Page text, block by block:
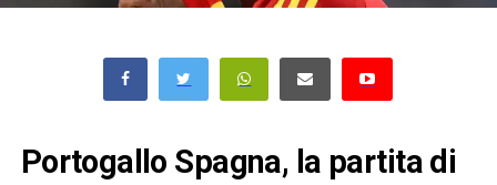
Portogallo Spagna, la partita di